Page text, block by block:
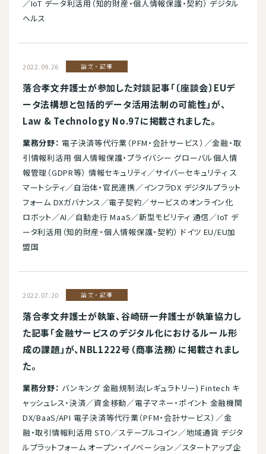
／IoT データ利活用（知的財産・個人情報保護・契約） デジタル
ヘルス
2022.09.26 論文・記事
落合孝文弁護士が参加した対談記事「〔座談会〕EUデ
ータ法構想と包括的データ活用法制の可能性」が、
Law & Technology No.97に掲載されました。
業務分野： 電子決済等代行業（PFM・会計サービス）／金融・取
引情報利活用 個人情報保護・プライバシー グローバル個人情
報管理（GDPR等） 情報セキュリティ／サイバーセキュリティ ス
マートシティ／自治体・官民連携／インフラDX デジタルプラット
フォーム DXガバナンス／電子契約／サービスのオンライン化
ロボット／AI／自動走行 MaaS／新型モビリティ 通信／IoT デ
ータ利活用（知的財産・個人情報保護・契約） ドイツ EU/EU加
盟国
2022.07.20 論文・記事
落合孝文弁護士が執筆、谷崎研一弁護士が執筆協力し
た記事「金融サービスのデジタル化におけるルール形
成の課題」が、NBL1222号（商事法務）に掲載されまし
た。
業務分野： バンキング 金融規制法(レギュラトリー) Fintech キ
ャッシュレス・決済／資金移動／電子マネー・ポイント 金融機関
DX/BaaS/API 電子決済等代行業（PFM・会計サービス）／金
融・取引情報利活用 STO／ステーブルコイン／地域通貨 デジタ
ルプラットフォーム オープン・イノベーション／スタートアップ企